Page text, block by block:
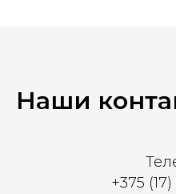
Наши
+375